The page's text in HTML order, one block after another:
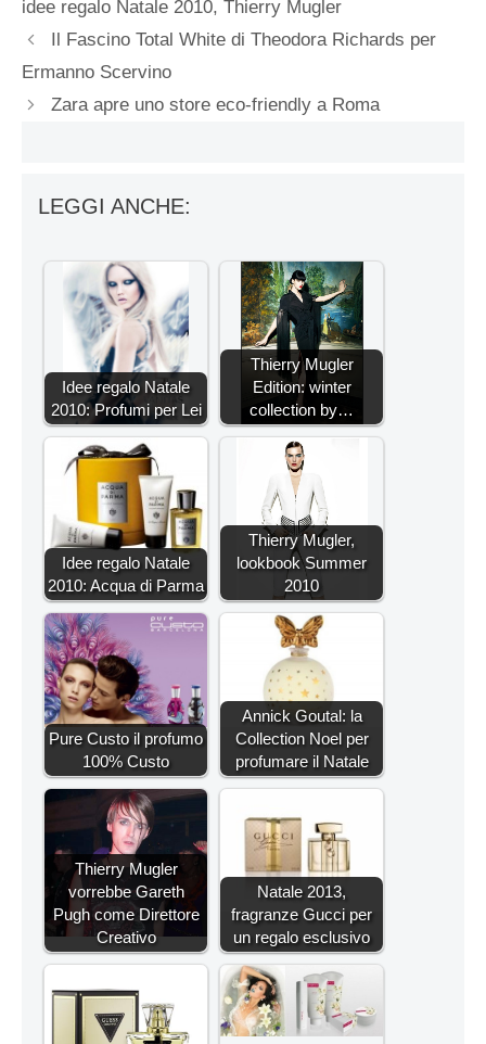
idee regalo Natale 2010, Thierry Mugler
Il Fascino Total White di Theodora Richards per
Ermanno Scervino
Zara apre uno store eco-friendly a Roma
LEGGI ANCHE:
Idee regalo Natale
2010: Profumi per Lei
Thierry Mugler
Edition: winter
collection by…
Idee regalo Natale
2010: Acqua di Parma
Thierry Mugler,
lookbook Summer
2010
Pure Custo il profumo
100% Custo
Annick Goutal: la
Collection Noel per
profumare il Natale
Thierry Mugler
vorrebbe Gareth
Pugh come Direttore
Creativo
Natale 2013,
fragranze Gucci per
un regalo esclusivo